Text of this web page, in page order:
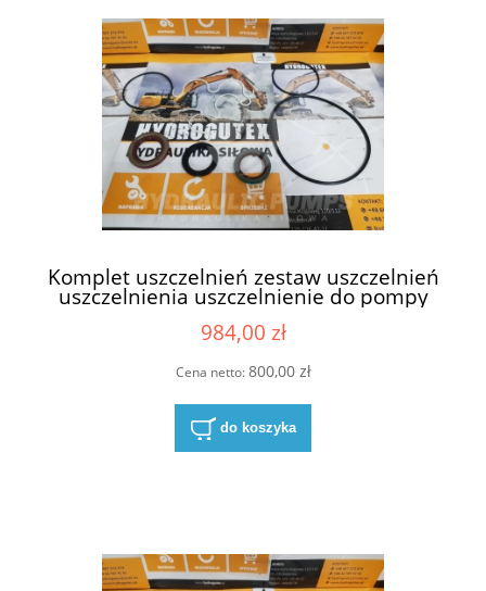
Komplet uszczelnień zestaw uszczelnień
uszczelnienia uszczelnienie do pompy
hydraulicznej do pomp hydraulicznych
Hydreco David Brown K0022051051
984,00 zł
Cena netto:800,00 zł
do koszyka